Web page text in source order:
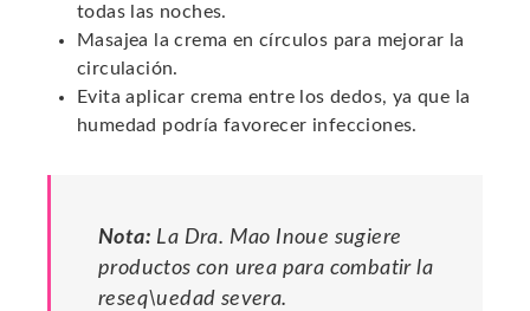
todas las noches.
Masajea la crema en círculos para mejorar la
circulación.
Evita aplicar crema entre los dedos, ya que la
humedad podría favorecer infecciones.
Nota: La Dra. Mao Inoue sugiere
productos con urea para combatir la
reseq\uedad severa.